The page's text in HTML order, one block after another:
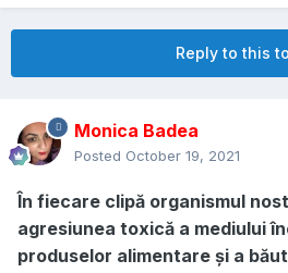
Reply to this
Monica Badea
Posted October 19, 2021
În fiecare clipă organismul
agresiunea toxică a mediului
produselor alimentare și a